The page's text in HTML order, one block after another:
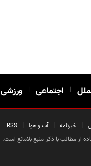
| اجتماعی | ورزشی
| خبرنامه | آب و هوا |
RSS
از مطالب با ذکر منبع بلامانع است.